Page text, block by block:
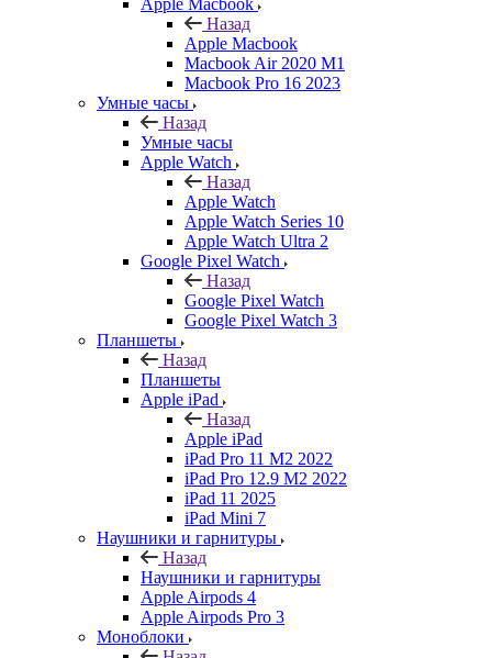
Apple Macbook
Назад
Apple Macbook
Macbook Air 2020 M1
Macbook Pro 16 2023
Умные часы
Назад
Умные часы
Apple Watch
Назад
Apple Watch
Apple Watch Series 10
Apple Watch Ultra 2
Google Pixel Watch
Назад
Google Pixel Watch
Google Pixel Watch 3
Планшеты
Назад
Планшеты
Apple iPad
Назад
Apple iPad
iPad Pro 11 M2 2022
iPad Pro 12.9 M2 2022
iPad 11 2025
iPad Mini 7
Наушники и гарнитуры
Назад
Наушники и гарнитуры
Apple Airpods 4
Apple Airpods Pro 3
Моноблоки